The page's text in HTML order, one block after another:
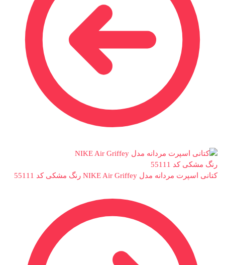
کتانی اسپرت مردانه مدل NIKE Air Griffey رنگ مشکی کد 55111